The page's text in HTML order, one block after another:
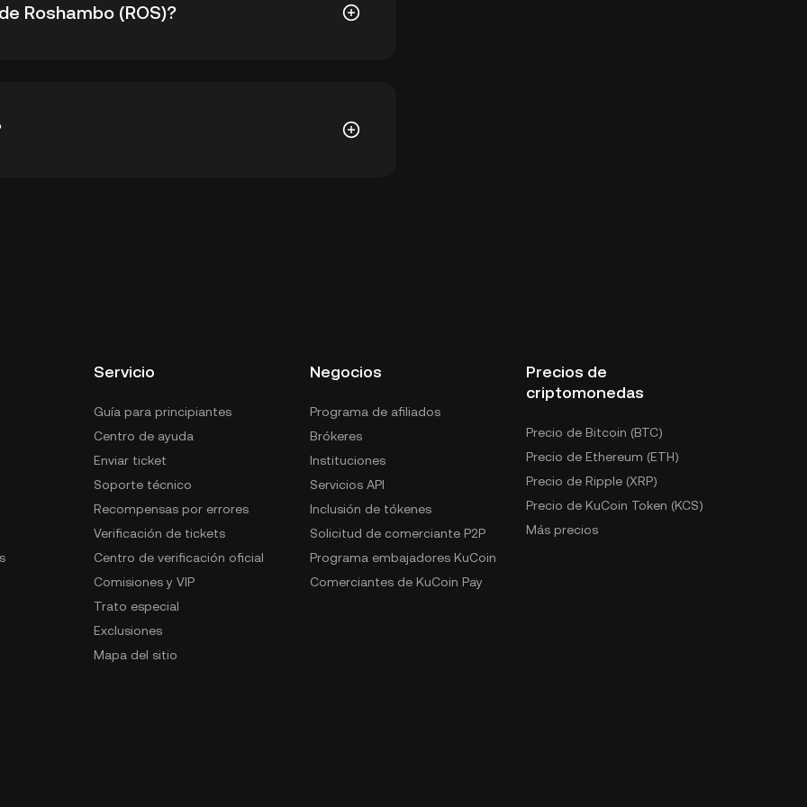
Roshambo (ROS)?
de criptocustodia de terceros o un monedero de
Servicio
Guía para principiantes
Centro de ayuda
Enviar ticket
Soporte técnico
Recompensas por errores
Verificación de tickets
Centro de verificación oficial
Comisiones y VIP
Trato especial
Exclusiones
Mapa del sitio
Negocios
Programa de afiliados
Brókeres
Instituciones
Servicios API
Inclusión de tókenes
Solicitud de comerciante P2P
Programa embajadores KuCoin
Comerciantes de KuCoin Pay
Precios de
criptomonedas
Precio de Bitcoin (BTC)
Precio de Ethereum (ETH)
Precio de Ripple (XRP)
Precio de KuCoin Token (KCS)
Más precios